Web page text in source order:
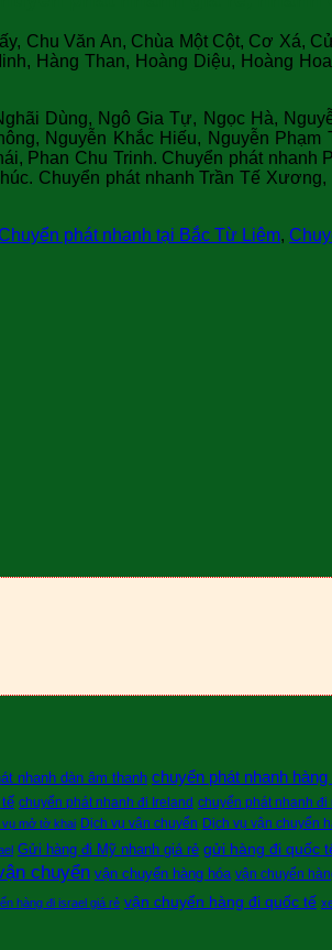
Chu Văn An, Chùa Một Cột, Cơ
Hàng Than, Hoàng Diệu, Hoàng
Dùng, Ngô Gia Tự, Ngọc Hà,
Nguyễn Khắc Hiếu, Nguyễn
Phan Chu Trinh. Chuyển phát
Chuyển phát nhanh Trần Tế
phát nhanh tại Bắc Từ Liêm,
nhanh dàn âm thanh chuyển phát nhanh
chuyển phát nhanh đi Ireland chuyển phát nhanh đi
vụ mở tờ khai Dịch vụ vận chuyển Dịch vụ vận chuyển
Gửi hàng đi Mỹ nhanh giá rẻ gửi hàng đi quốc
chuyển vận chuyển hàng hóa vận chuyển
hàng đi israel giá rẻ vận chuyển hàng đi quốc tế